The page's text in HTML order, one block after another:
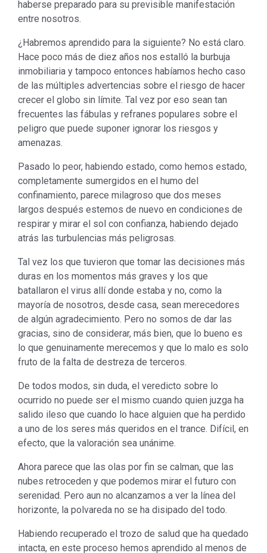
haberse preparado para su previsible manifestación
entre nosotros.
¿Habremos aprendido para la siguiente? No está claro.
Hace poco más de diez años nos estalló la burbuja
inmobiliaria y tampoco entonces habíamos hecho caso
de las múltiples advertencias sobre el riesgo de hacer
crecer el globo sin límite. Tal vez por eso sean tan
frecuentes las fábulas y refranes populares sobre el
peligro que puede suponer ignorar los riesgos y
amenazas.
Pasado lo peor, habiendo estado, como hemos estado,
completamente sumergidos en el humo del
confinamiento, parece milagroso que dos meses
largos después estemos de nuevo en condiciones de
respirar y mirar el sol con confianza, habiendo dejado
atrás las turbulencias más peligrosas.
Tal vez los que tuvieron que tomar las decisiones más
duras en los momentos más graves y los que
batallaron el virus allí donde estaba y no, como la
mayoría de nosotros, desde casa, sean merecedores
de algún agradecimiento. Pero no somos de dar las
gracias, sino de considerar, más bien, que lo bueno es
lo que genuinamente merecemos y que lo malo es solo
fruto de la falta de destreza de terceros.
De todos modos, sin duda, el veredicto sobre lo
ocurrido no puede ser el mismo cuando quien juzga ha
salido ileso que cuando lo hace alguien que ha perdido
a uno de los seres más queridos en el trance. Difícil, en
efecto, que la valoración sea unánime.
Ahora parece que las olas por fin se calman, que las
nubes retroceden y que podemos mirar el futuro con
serenidad. Pero aun no alcanzamos a ver la línea del
horizonte, la polvareda no se ha disipado del todo.
Habiendo recuperado el trozo de salud que ha quedado
intacta, en este proceso hemos aprendido al menos de